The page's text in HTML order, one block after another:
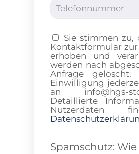
Sie stimmen zu,
Kontaktformular
erhoben und
werden nach
Anfrage
Einwilligung
an info@hgs-
Detaillierte
Spamschutz: Wie